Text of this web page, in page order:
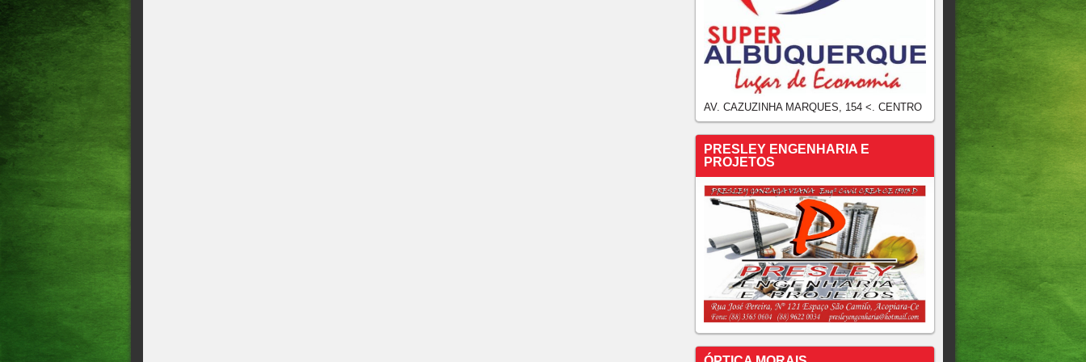
AV. CAZUZINHA MARQUES, 154 <. CENTRO
PRESLEY ENGENHARIA E
PROJETOS